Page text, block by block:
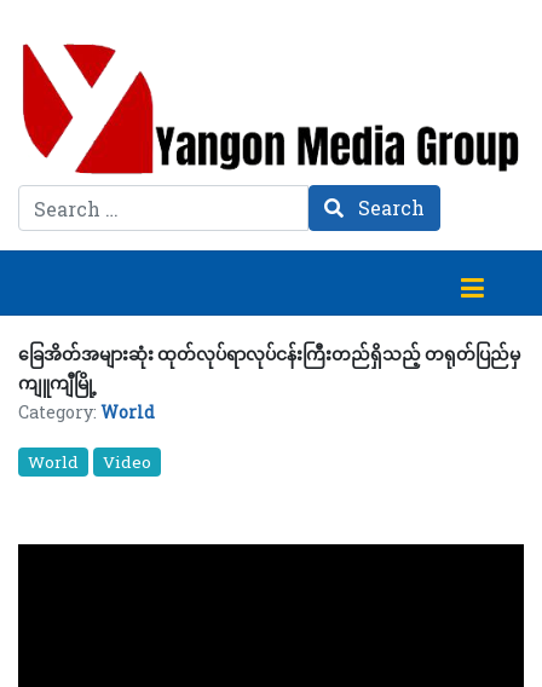
Search Search
ခြေအိတ်အများဆုံး ထုတ်လုပ်ရာလုပ်ငန်းကြီးတည်ရှိသည့် တရုတ်ပြည်မှ
ကျူကျီမြို့
Category: World
World Video